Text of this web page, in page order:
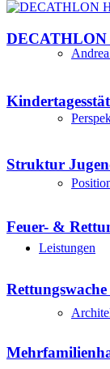
Leistungen
DECATHLON
Struktur
Feuer- &